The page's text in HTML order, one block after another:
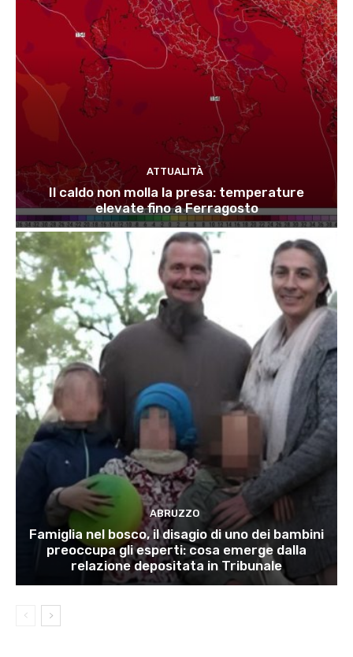
ATTUALITÀ
Il caldo non molla la presa: temperature
elevate fino a Ferragosto
ABRUZZO
Famiglia nel bosco, il disagio di uno dei bambini
preoccupa gli esperti: cosa emerge dalla
relazione depositata in Tribunale